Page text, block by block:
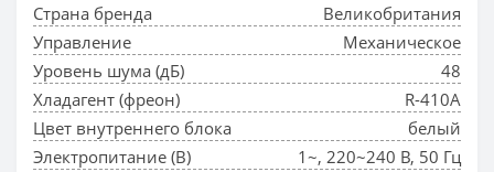
Страна бренда
Великобритания
Управление
Механическое
Уровень шума (дБ)
48
Хладагент (фреон)
R-410A
Цвет внутреннего блока
белый
Электропитание (В)
1~, 220~240 В, 50 Гц